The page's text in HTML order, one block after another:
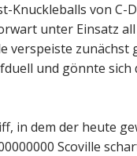
Knuckleballs von C-
unter Einsatz
verspeiste zunächst
und gönnte sich
in dem der heute
Scoville